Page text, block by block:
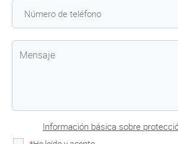
Información básica sobre